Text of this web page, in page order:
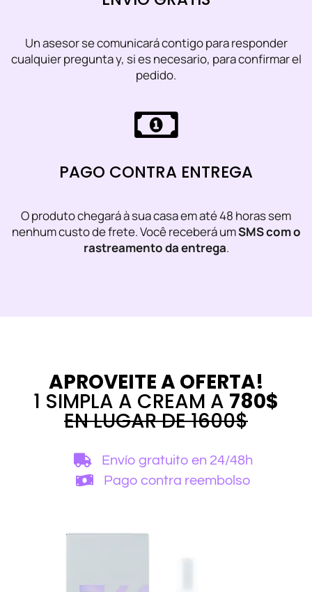
Un asesor se comunicará contigo para responder
cualquier pregunta y, si es necesario, para confirmar el
pedido.
PAGO CONTRA ENTREGA
O produto chegará à sua casa em até 48 horas sem
nenhum custo de frete. Você receberá umSMS com o
rastreamento da entrega.
APROVEITE A OFERTA!
1 SIMPLA A CREAM A 780$
EN LUGAR DE 1600$
Envío gratuito en 24/48h
Pago contra reembolso